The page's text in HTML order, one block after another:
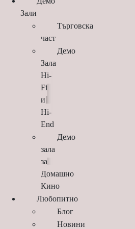
Зали
Търговска
част
Демо
Зала
Hi-
Fi
и
Hi-
End
Демо
зала
за
Домашно
Кино
Любопитно
Блог
Новини